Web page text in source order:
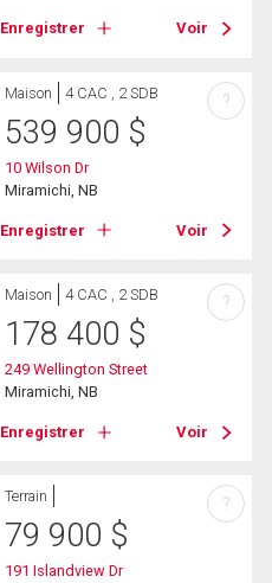
Enregistrer Voir
Maison 4 CAC , 2 SDB
539 900 $
10 Wilson Dr
Miramichi, NB
Enregistrer Voir
?
Maison 4 CAC , 2 SDB
178 400 $
249 Wellington Street
Miramichi, NB
Enregistrer Voir
?
Terrain
79 900 $
191 Islandview Dr
?